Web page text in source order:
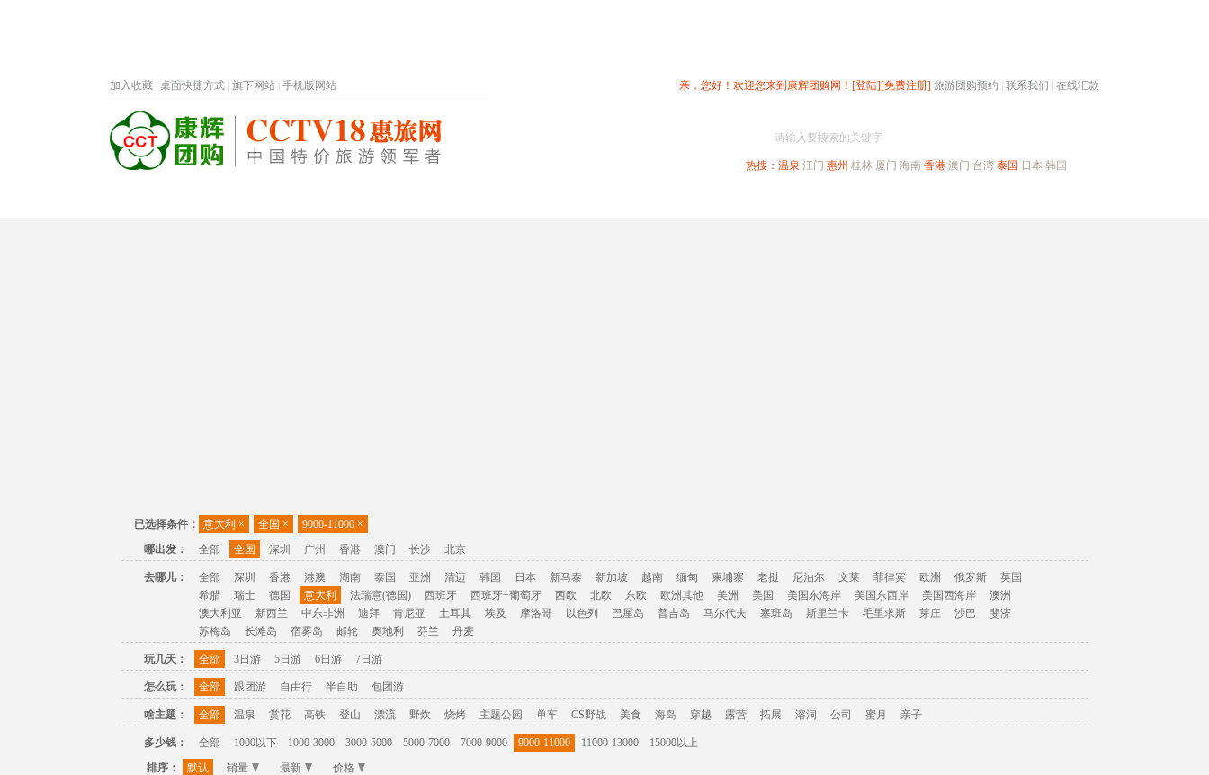
亲，您好！欢迎您来到康辉团购网！ [登陆][免费注册] 旅游团购预约 联系我们 在线汇款
加入收藏 桌面快捷方式 旗下网站 手机版网站
请输入要搜索的关键字
热搜： 温泉 江门 惠州 桂林 厦门 海南 香港 澳门 台湾 泰国 日本 韩国
已选择条件： 意大利 × 全国 × 9000-11000 ×
哪出发：
全部 全国 深圳 广州 香港 澳门 长沙 北京
去哪儿： 全部 深圳 香港 港澳 湖南 泰国 亚洲 清迈 韩国 日本 新马泰 新加坡 越南 缅甸 柬埔寨 老挝 尼泊尔 文莱 菲律宾 欧洲 俄罗斯
英国
希腊
瑞士 德国 意大利 法瑞意(德国) 西班牙 西班牙+葡萄牙 西欧 北欧 东欧 欧洲其他 美洲 美国 美国东海岸 美国东西岸 美国西海岸
澳洲
澳大利亚
新西兰 中东非洲 迪拜 肯尼亚 土耳其 埃及 摩洛哥 以色列 巴厘岛 普吉岛 马尔代夫 塞班岛 斯里兰卡 毛里求斯 芽庄 沙巴
斐济
苏梅岛
长滩岛 宿雾岛 邮轮 奥地利 芬兰 丹麦
玩几天： 全部 3日游 5日游 6日游 7日游
怎么玩： 全部 跟团游 自由行 半自助 包团游
啥主题： 全部 温泉 赏花 高铁 登山 漂流 野炊 烧烤 主题公园 单车 CS野战 美食 海岛 穿越 露营 拓展 溶洞 公司 蜜月 亲子
多少钱： 全部 1000以下 1000-3000 3000-5000 5000-7000 7000-9000 9000-11000 11000-13000
15000以上
排序：
默认 销量 最新 价格